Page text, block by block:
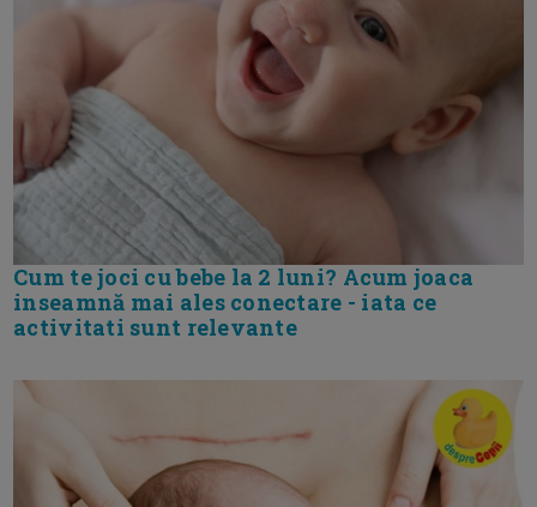
Cum te joci cu bebe la 2 luni? Acum joaca
inseamnă mai ales conectare - iata ce
activitati sunt relevante